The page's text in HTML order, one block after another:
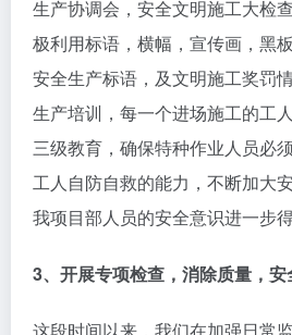
生产协调会，安全文明施工大检
极利用标语，横幅，宣传画，黑
安全生产标语，及文明施工奖罚
生产培训，每一个进场施工的工
三级教育，确保特种作业人员必
工人自防自救的能力，不断加大
我项目部人员的安全意识进一步得
3、开展专项检查，消除质量，安